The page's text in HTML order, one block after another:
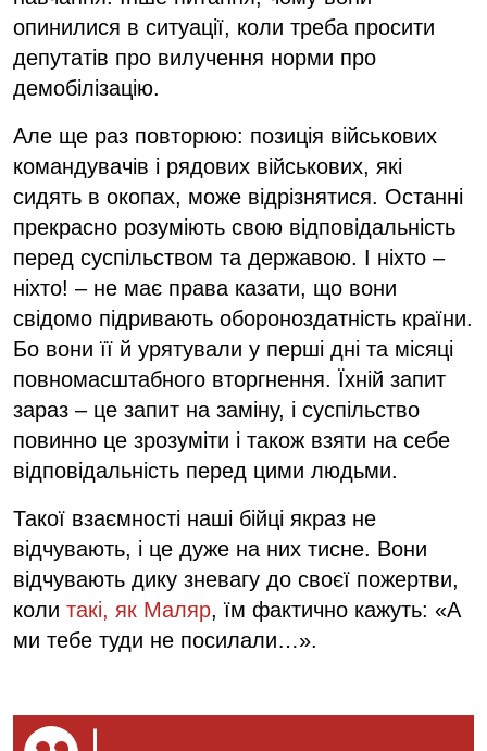
опинилися в ситуації, коли треба просити
депутатів про вилучення норми про
демобілізацію.
Але ще раз повторюю: позиція військових
командувачів і рядових військових, які
сидять в окопах, може відрізнятися. Останні
прекрасно розуміють свою відповідальність
перед суспільством та державою. І ніхто –
ніхто! – не має права казати, що вони
свідомо підривають обороноздатність країни.
Бо вони її й урятували у перші дні та місяці
повномасштабного вторгнення. Їхній запит
зараз – це запит на заміну, і суспільство
повинно це зрозуміти і також взяти на себе
відповідальність перед цими людьми.
Такої взаємності наші бійці якраз не
відчувають, і це дуже на них тисне. Вони
відчувають дику зневагу до своєї пожертви,
коли такі, як Маляр, їм фактично кажуть: «А
ми тебе туди не посилали…».